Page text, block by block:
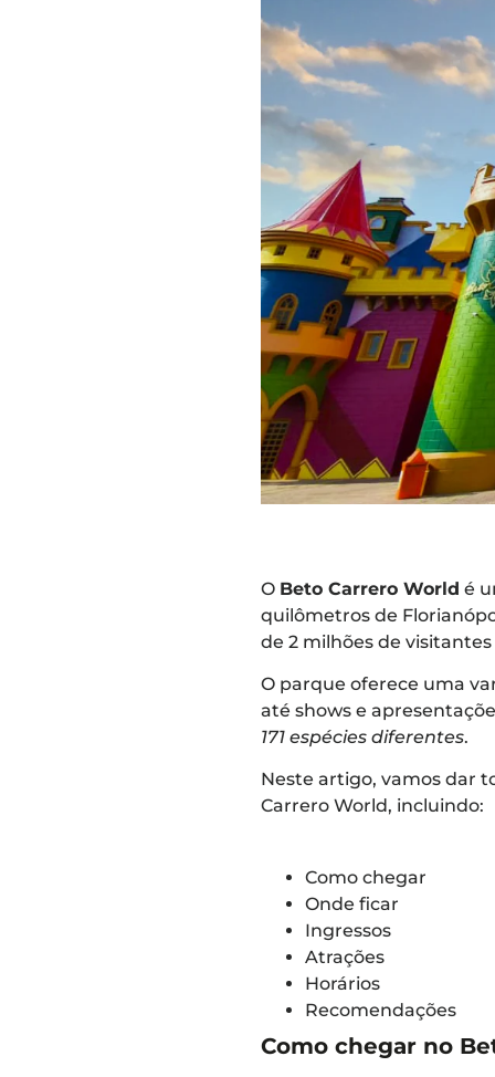
O Beto Carrero World é
quilômetros de
de 2 milhões de
O parque oferece uma
até shows e
171 espécies diferentes.
Neste artigo, vamos dar
Carrero World, incluindo:
Como chegar
Onde ficar
Ingressos
Atrações
Horários
Recomendações
Como chegar no